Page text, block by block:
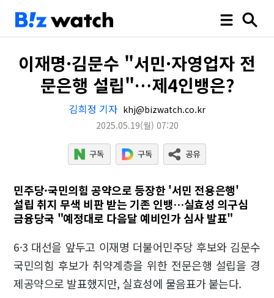
이재명·김문수 "서민·자영업자 전
문은행 설립"…제4인뱅은?
김희정 기자 khj@bizwatch.co.kr
2025.05.19(월) 07:20
민주당·국민의힘 공약으로 등장한 '서민 전용은행'
설립 취지 무색 비판 받는 기존 인뱅…실효성 의구심
금융당국 "예정대로 다음달 예비인가 심사 발표"
6·3 대선을 앞두고 이재명 더불어민주당 후보와 김문수
국민의힘 후보가 취약계층을 위한 전문은행 설립을 경
제공약으로 발표했지만, 실효성에 물음표가 붙는다.